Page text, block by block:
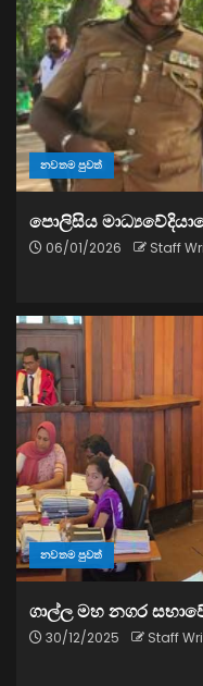
නවතම පුවත්
පොලිසිය
06/01/2026 Staff
නවතම පුවත්
ගාල්ල මහ නගර
30/12/2025 Staff